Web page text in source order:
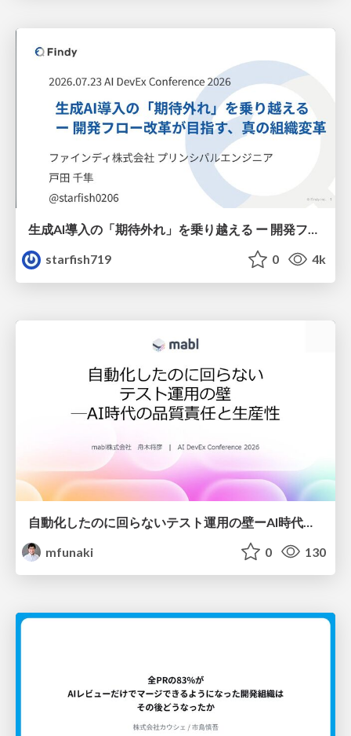
生成AI導入の「期待外れ」を乗り越える ー 開発フロー改革が目指す、真の組織変革
starfish719
0 4k
mfunaki
0 130